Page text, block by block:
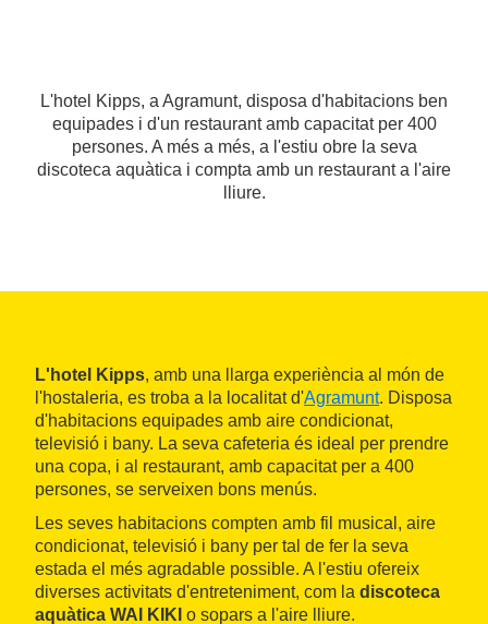
L'hotel Kipps, a Agramunt, disposa d'habitacions ben
equipades i d'un restaurant amb capacitat per 400
persones. A més a més, a l'estiu obre la seva
discoteca aquàtica i compta amb un restaurant a l'aire
lliure.
L'hotel Kipps, amb una llarga experiència al món de
l'hostaleria, es troba a la localitat d'Agramunt. Disposa
d'habitacions equipades amb aire condicionat,
televisió i bany. La seva cafeteria és ideal per prendre
una copa, i al restaurant, amb capacitat per a 400
persones, se serveixen bons menús.
Les seves habitacions compten amb fil musical, aire
condicionat, televisió i bany per tal de fer la seva
estada el més agradable possible. A l'estiu ofereix
diverses activitats d'entreteniment, com la discoteca
aquàtica WAI KIKI o sopars a l'aire lliure.